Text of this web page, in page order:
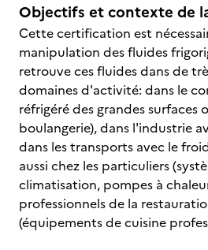
Objectifs et contexte de
Cette certification est
manipulation des fluides
retrouve ces fluides dans de
domaines d'activité: dans le
réfrigéré des grandes surfaces
boulangerie), dans l'industrie
dans les transports avec le
aussi chez les particuliers
climatisation, pompes à
professionnels de la
(équipements de cuisine